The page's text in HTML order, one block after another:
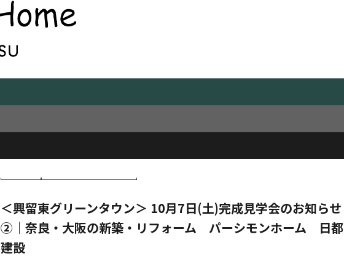
＜興留東グリーンタウン＞ 10月7日(土)完成見学会のお知らせ
②｜奈良・大阪の新築・リフォーム パーシモンホーム 日都
建設